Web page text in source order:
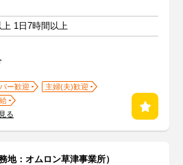
1日7時間以上
ー歓迎
主婦(夫)歓迎
る
地：オムロン草津事業所）